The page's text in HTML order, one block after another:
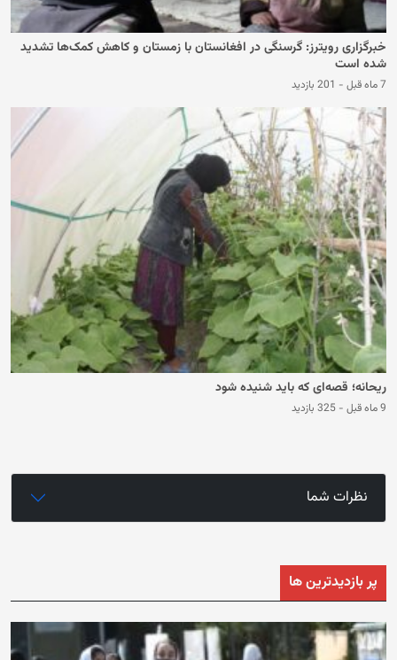
خبرگزاری رویترز: گرسنگی در افغانستان با زمستان و کاهش کمک‌ها تشدید
شده است
7 ماه قبل - 201 بازدید
ریحانه؛ قصه‌ای که باید شنیده شود
9 ماه قبل - 325 بازدید
نظرات شما
پر بازدیدترین ها